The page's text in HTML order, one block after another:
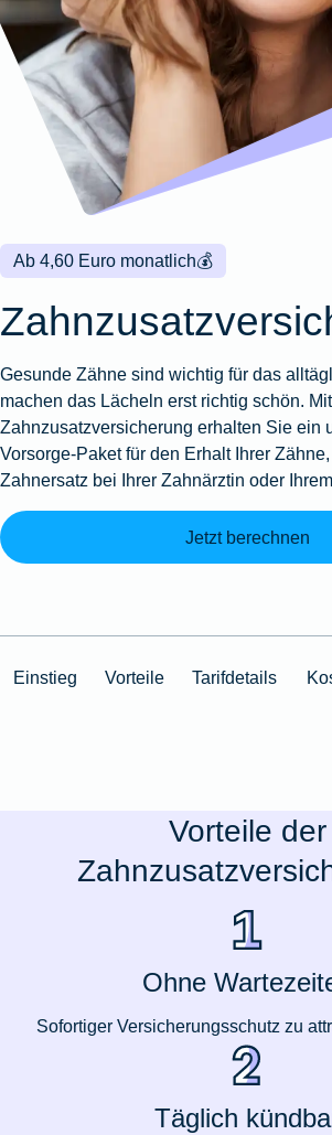
Wohnungsschutzbrief
Zur
Produktübersicht
Gewässerschadenhaftpflicht
Zur
Produktübersicht
Zur
Produktübersicht
Reisehaftpflichtversicherung
Reiserücktrittsversicherung
Zur
Produktübersicht
Zur
Produktübersicht
Zur
Produktübersicht
Zur
Produktübersicht
Montageversicherung
Zur
Produktübersicht
Gruppenunfall für
Betriebe
Gruppenunfall für
Vereine
Produktübersicht
Kunstversicherung
Ausstellungsversicherung
Valorenversicherung
Oldtimersammlungsversicherung
Zur
💰
Ab 4,60 Euro monatlich
Gesunde Zähne sind wichtig für das
machen das Lächeln erst richtig schön.
Zahnzusatzversicherung erhalten Sie ein
Vorsorge-Paket für den Erhalt Ihrer
Zahnersatz bei Ihrer Zahnärztin oder
Jetzt berechnen
Einstieg Vorteile Tarifdetails
Vorteile der
Ohne
Sofortiger Versicherungsschutz zu
Täglich